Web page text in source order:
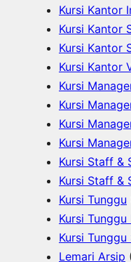
Kursi Kantor
Kursi Kantor
Kursi Kantor
Kursi Kantor
Kursi
Kursi
Kursi
Kursi
Kursi Staff &
Kursi Staff &
Kursi Tunggu
Kursi Tunggu
Kursi Tunggu
Lemari Arsip